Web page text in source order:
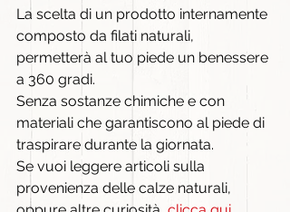
La scelta di un prodotto internamente
composto da filati naturali,
permetterà al tuo piede un benessere
a 360 gradi.
Senza sostanze chimiche e con
materiali che garantiscono al piede di
traspirare durante la giornata.
​Se vuoi leggere articoli sulla
provenienza delle calze naturali,